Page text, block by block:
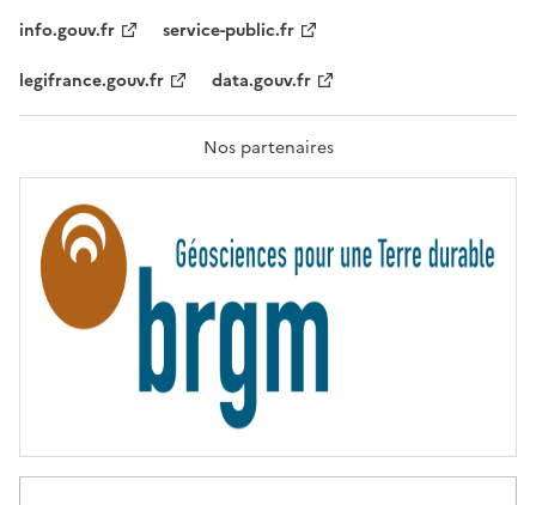
F
A
T
R
T
É
info.gouv.fr
service-public.fr
legifrance.gouv.fr
data.gouv.fr
Nos partenaires